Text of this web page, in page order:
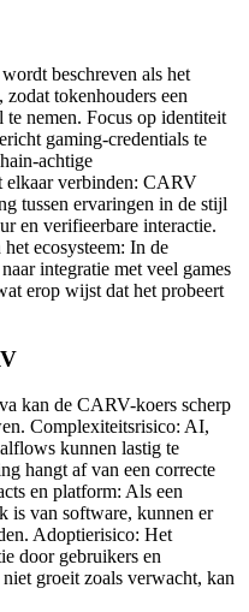
beschreven als het
tokenhouders een
te nemen. Focus op identiteit
gaming-credentials te
achtige
elkaar verbinden: CARV
tussen ervaringen in de stijl
en verifieerbare interactie.
ecosysteem: In de
integratie met veel games
erop wijst dat het probeert
kan de CARV-koers scherp
Complexiteitsrisico: AI,
kunnen lastig te
hangt af van een correcte
en platform: Als een
is van software, kunnen er
Adoptierisico: Het
door gebruikers en
groeit zoals verwacht, kan